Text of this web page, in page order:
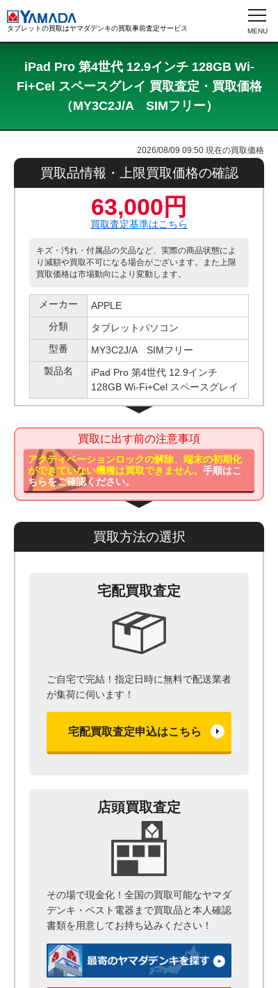
タブレットの買取はヤマダデンキの買取事前査定サービス
iPad Pro 第4世代 12.9インチ 128GB Wi-
Fi+Cel スペースグレイ 買取査定・買取価格
（MY3C2J/A SIMフリー）
2026/08/09 09:50 現在の買取価格
買取品情報・上限買取価格の確認
63,000円
買取査定基準はこちら
キズ・汚れ・付属品の欠品など、実際の商品状態によ
り減額や買取不可になる場合がございます。また上限
買取価格は市場動向により変動します。
メーカー
APPLE
分類
タブレットパソコン
型番
MY3C2J/A SIMフリー
製品名
iPad Pro 第4世代 12.9インチ
128GB Wi-Fi+Cel スペースグレイ
買取に出す前の注意事項
アクティベーションロックの解除、端末の初期化
ができていない機種は買取できません。手順はこ
ちらをご確認ください。
買取方法の選択
宅配買取査定
ご自宅で完結！指定日時に無料で配送業者
が集荷に伺います！
宅配買取査定申込はこちら
店頭買取査定
その場で現金化！全国の買取可能なヤマダ
デンキ・ベスト電器まで買取品と本人確認
書類を用意してお持ち込みください！